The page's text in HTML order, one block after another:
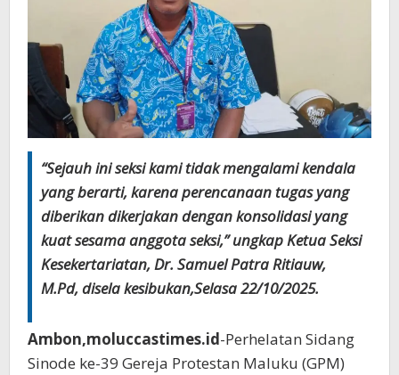
“Sejauh iniseksikami tidak mengalami kendala
yang berarti, karena perencanaan tugas yang
diberikan dikerjakan dengan konsolidasi yang
kuat sesama anggota seksi,” ungkap Ketua Seksi
Kesekertariatan, Dr. Samuel Patra Ritiauw,
M.Pd, disela kesibukan,Selasa 22/10/2025.
Ambon,moluccastimes.id-Perhelatan Sidang
Sinode ke-39 Gereja Protestan Maluku (GPM)